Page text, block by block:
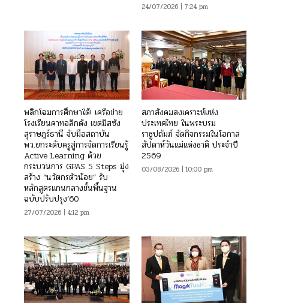
24/07/2026 | 7:24 pm
พลิกโฉมการศึกษาใต้! เครือข่าย
โรงเรียนคาทอลิกดัง เขตมิสซัง
สุราษฎร์ธานี จับมือสถาบัน
พว.ยกระดับครูสู่การจัดการเรียนรู้
Active Learning ด้วย
กระบวนการ GPAS 5 Steps มุ่ง
สร้าง “นวัตกรตัวน้อย” รับ
หลักสูตรแกนกลางขั้นพื้นฐาน
ฉบับปรับปรุง’60
27/07/2026 | 4:12 pm
สภาสังคมสงเคราะห์แห่ง
ประเทศไทย ในพระบรม
ราชูปถัมภ์ จัดกิจกรรมในโอกาส
สัปดาห์วันแม่แห่งชาติ ประจำปี
2569
03/08/2026 | 10:00 pm